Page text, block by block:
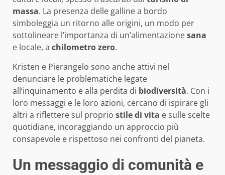
massa. La presenza delle galline a bordo
simboleggia un ritorno alle origini, un modo per
sottolineare l’importanza di un’alimentazionesana
e locale, a chilometro zero.
Kristen e Pierangelo sono anche attivi nel
denunciare le problematiche legate
all’inquinamento e alla perdita di biodiversità. Con i
loro messaggi e le loro azioni, cercano di ispirare gli
altri a riflettere sul proprio stile di vita e sulle scelte
quotidiane, incoraggiando un approccio più
consapevole e rispettoso nei confronti del pianeta.
Un messaggio di comunità e